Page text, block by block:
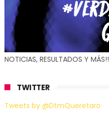
NOTICIAS, RESULTADOS Y MÁS!!
TWITTER
Tweets by @DtmQueretaro